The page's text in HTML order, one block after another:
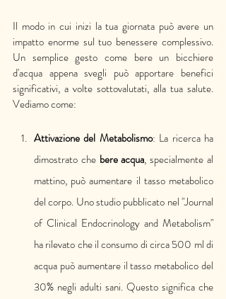
Il modo in cui inizi la tua giornata può avere un
impatto enorme sul tuo benessere complessivo.
Un semplice gesto come bere un bicchiere
d'acqua appena svegli può apportare benefici
significativi, a volte sottovalutati, alla tua salute.
Vediamo come:
Attivazione del Metabolismo: La ricerca ha
dimostrato che bere acqua, specialmente al
mattino, può aumentare il tasso metabolico
del corpo. Uno studio pubblicato nel "Journal
of Clinical Endocrinology and Metabolism"
ha rilevato che il consumo di circa 500 ml di
acqua può aumentare il tasso metabolico del
30% negli adulti sani. Questo significa che